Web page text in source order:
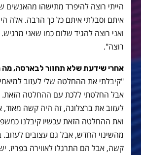
הייתי רוצה להיפרד מתישהו מהאנשים
איתם וסבלתי איתם כל כך הרבה. אלה
ואני רוצה להגיד שלום כמו שאני מרגיש.
רוצה".
אחרי שידעת שלא תחזור לבארסה,
"קיבלתי את ההחלטה שלי לעזוב
אבל החלטתי ללכת עם ההחלטה הזאת.
לעזוב את ברצלונה, זה היה קשה מאוד,
ואת ההחלטה הזאת עכשיו קיבלנו
מהשינוי החדש, אבל גם עצובים
קשה, אבל הם התרגלו לאווירה בפריז.